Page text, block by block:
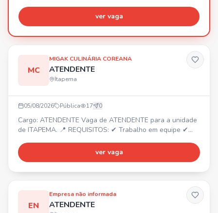
ver vaga
MC
MIGAK CULINÁRIA COREANA
ATENDENTE
Itapema
05/08/2026 Pública 17 0
Cargo: ATENDENTE Vaga de ATENDENTE para a unidade
de ITAPEMA. 📍 REQUISITOS: ✔ Trabalho em equipe ✔
currículo por WhatsApp e faça parte do nosso time!
ver vaga
EN
Empresa não informada
ATENDENTE